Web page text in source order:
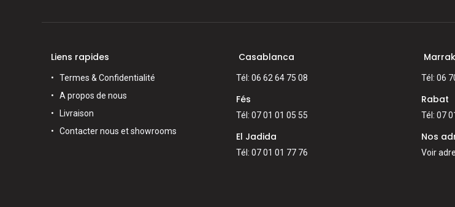
Liens rapides
Termes & Confidentialité
A propos de nous
Livraison
Contacter nous et showrooms
Casablanca
Tél: 06 62 64 75 08
Fés
Tél: 07 01 01 05 55
El Jadida
Tél: 07 01 01 77 76
Tél: 06
Rabat
Tél: 07
Nos
Voir